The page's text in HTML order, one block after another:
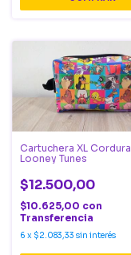
Cartuchera XL Cordura
Looney Tunes
$12.500,00
$10.625,00 con
Transferencia
6 x $2.083,33 sin interés